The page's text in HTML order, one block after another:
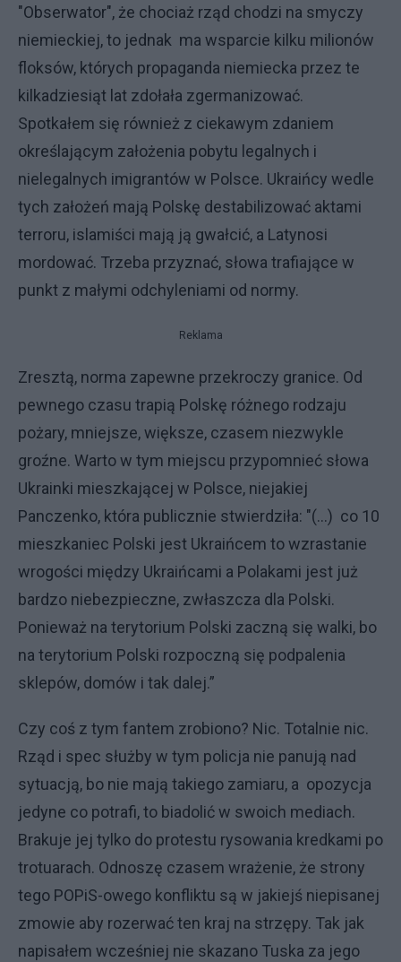
"Obserwator", że chociaż rząd chodzi na smyczy
niemieckiej, to jednak ma wsparcie kilku milionów
floksów, których propaganda niemiecka przez te
kilkadziesiąt lat zdołała zgermanizować.
Spotkałem się również z ciekawym zdaniem
określającym założenia pobytu legalnych i
nielegalnych imigrantów w Polsce. Ukraińcy wedle
tych założeń mają Polskę destabilizować aktami
terroru, islamiści mają ją gwałcić, a Latynosi
mordować. Trzeba przyznać, słowa trafiające w
punkt z małymi odchyleniami od normy.
Reklama
Zresztą, norma zapewne przekroczy granice. Od
pewnego czasu trapią Polskę różnego rodzaju
pożary, mniejsze, większe, czasem niezwykle
groźne. Warto w tym miejscu przypomnieć słowa
Ukrainki mieszkającej w Polsce, niejakiej
Panczenko, która publicznie stwierdziła: "(...) co 10
mieszkaniec Polski jest Ukraińcem to wzrastanie
wrogości między Ukraińcami a Polakami jest już
bardzo niebezpieczne, zwłaszcza dla Polski.
Ponieważ na terytorium Polski zaczną się walki, bo
na terytorium Polski rozpoczną się podpalenia
sklepów, domów i tak dalej.”
Czy coś z tym fantem zrobiono? Nic. Totalnie nic.
Rząd i spec służby w tym policja nie panują nad
sytuacją, bo nie mają takiego zamiaru, a opozycja
jedyne co potrafi, to biadolić w swoich mediach.
Brakuje jej tylko do protestu rysowania kredkami po
trotuarach. Odnoszę czasem wrażenie, że strony
tego POPiS-owego konfliktu są w jakiejś niepisanej
zmowie aby rozerwać ten kraj na strzępy. Tak jak
napisałem wcześniej nie skazano Tuska za jego